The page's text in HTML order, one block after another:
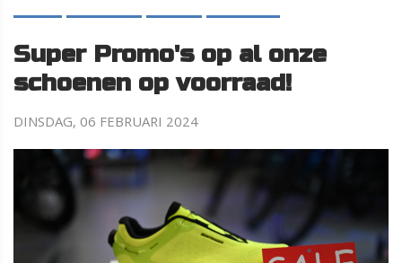
Super Promo's op al onze
schoenen op voorraad!
DINSDAG, 06 FEBRUARI 2024